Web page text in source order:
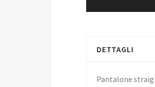
DETTAGLI
Pantalone